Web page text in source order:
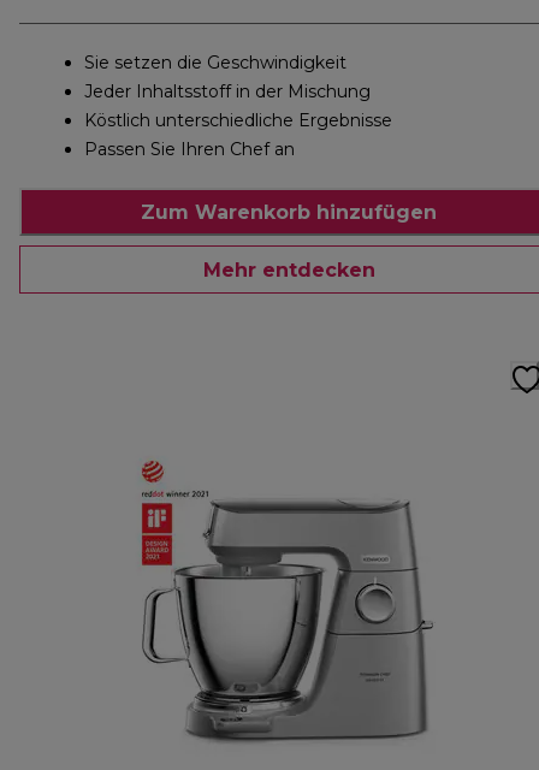
Sie setzen die Geschwindigkeit
Jeder Inhaltsstoff in der Mischung
Köstlich unterschiedliche Ergebnisse
Passen Sie Ihren Chef an
Zum Warenkorb hinzufügen
Mehr entdecken